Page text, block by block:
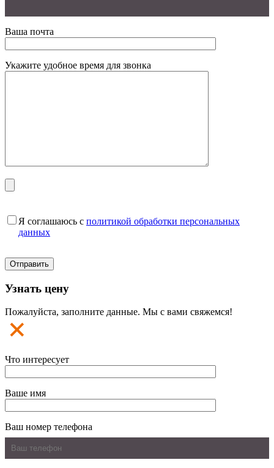
Ваша почта
Укажите удобное время для звонка
Я соглашаюсь с политикой обработки персональных
данных
Узнать цену
Пожалуйста, заполните данные. Мы с вами свяжемся!
Что интересует
Ваше имя
Ваш номер телефона